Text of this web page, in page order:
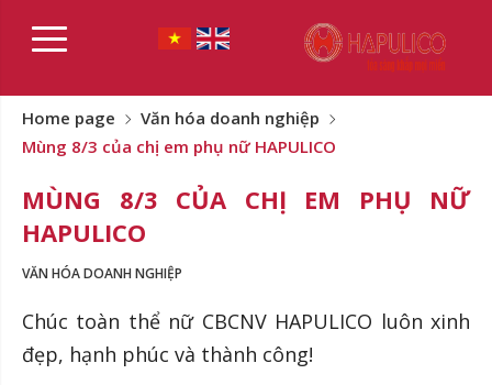
Home page
Văn hóa doanh nghiệp
Mùng 8/3 của chị em phụ nữ HAPULICO
MÙNG 8/3 CỦA CHỊ EM PHỤ NỮ
HAPULICO
VĂN HÓA DOANH NGHIỆP
Chúc toàn thể nữ CBCNV HAPULICO luôn xinh
đẹp, hạnh phúc và thành công!